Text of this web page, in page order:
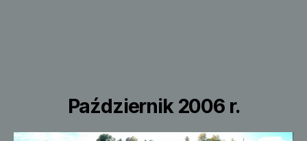
Październik 2006 r.